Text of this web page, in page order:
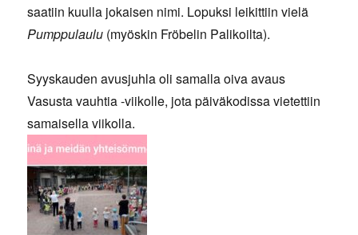
saatiin kuulla jokaisen nimi. Lopuksi leikittiin vielä
Pumppulaulu (myöskin Fröbelin Palikoilta).
Syyskauden avusjuhla oli samalla oiva avaus
Vasusta vauhtia -viikolle, jota päiväkodissa vietettiin
samaisella viikolla.